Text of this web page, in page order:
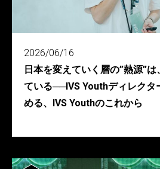
2026/06/16
日本を変えていく層の”熱源”
ている──IVS Youthディレクタ
める、IVS Youthのこれから